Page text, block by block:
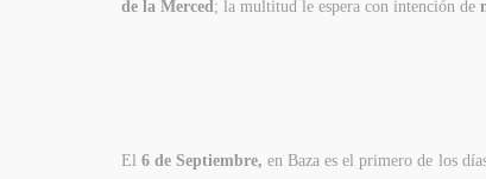
de la Merced; la multitud le espera con intención de
El6 de Septiembre, en Baza es el primero de los